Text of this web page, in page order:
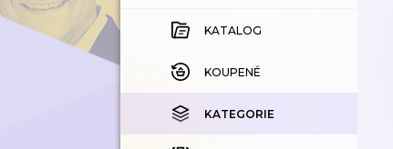
KATALOG
KOUPENÉ
KATEGORIE